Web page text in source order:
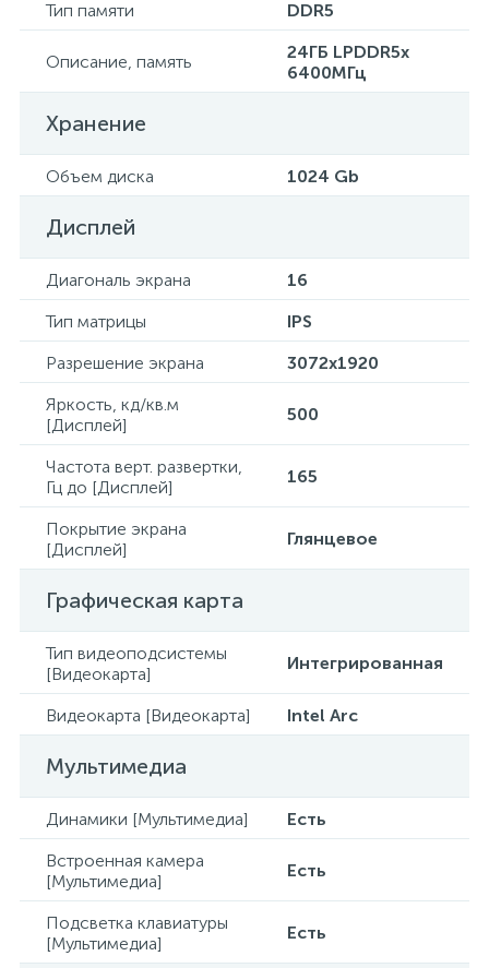
Тип памяти DDR5
Описание, память
24ГБ LPDDR5x
6400МГц
Хранение
Объем диска 1024 Gb
Дисплей
Диагональ экрана
16
Тип матрицы
IPS
Разрешение экрана
3072x1920
Яркость, кд/кв.м
[Дисплей]
500
Частота верт. развертки,
Гц до [Дисплей]
165
Покрытие экрана
[Дисплей]
Глянцевое
Графическая карта
Тип видеоподсистемы
[Видеокарта]
Интегрированная
Видеокарта [Видеокарта] Intel Arc
Мультимедиа
Динамики [Мультимедиа]
Есть
Встроенная камера
[Мультимедиа]
Есть
Подсветка клавиатуры
[Мультимедиа]
Есть